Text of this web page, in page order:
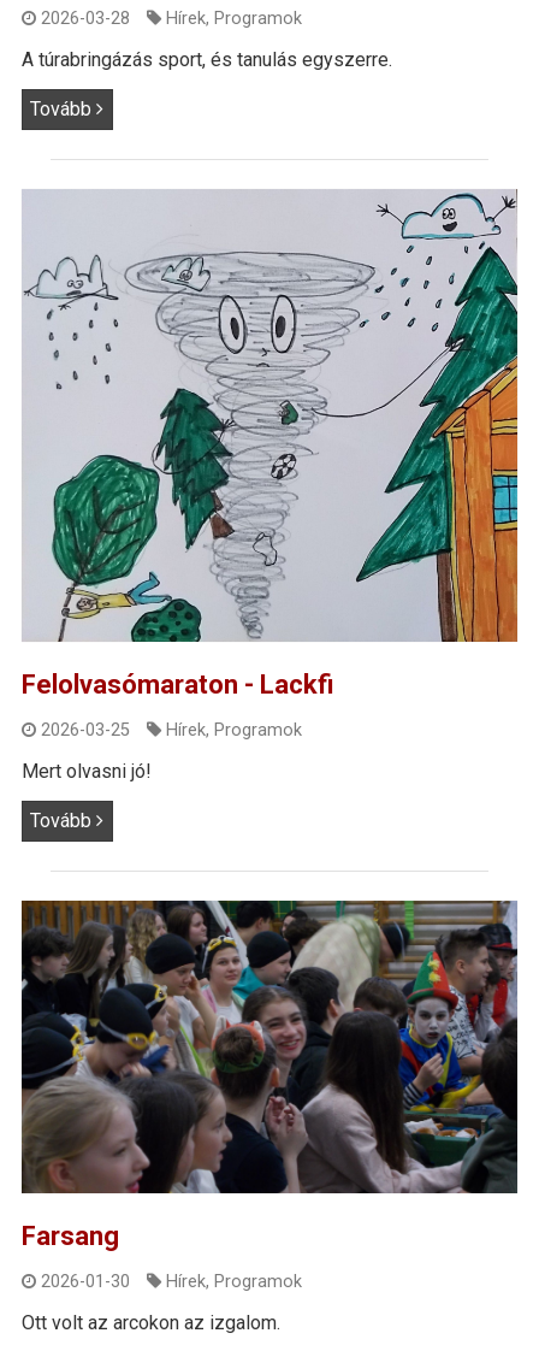
2026-03-28 Hírek, Programok
A túrabringázás sport, és tanulás egyszerre.
Tovább
Felolvasómaraton - Lackfi
2026-03-25 Hírek, Programok
Mert olvasni jó!
Tovább
Farsang
2026-01-30 Hírek, Programok
Ott volt az arcokon az izgalom.